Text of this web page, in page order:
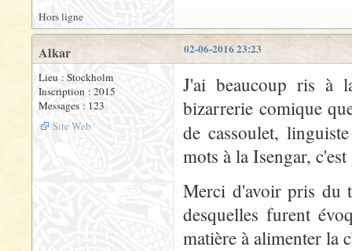
Hors ligne
02-06-2016 23:23
Alkar
Lieu : Stockholm
Inscription : 2015
Messages : 123
Site Web
J'ai beaucoup ris à
bizarrerie comique
de cassoulet,
mots à la Isengar,
Merci d'avoir pris du
desquelles furent
matière à alimenter la